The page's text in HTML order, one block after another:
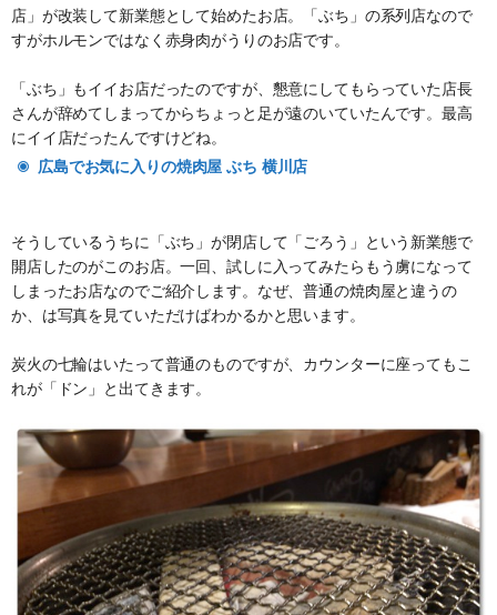
店」が改装して新業態として始めたお店。「ぶち」の系列店なので
すがホルモンではなく赤身肉がうりのお店です。
「ぶち」もイイお店だったのですが、懇意にしてもらっていた店長
さんが辞めてしまってからちょっと足が遠のいていたんです。最高
にイイ店だったんですけどね。
広島でお気に入りの焼肉屋 ぶち 横川店
そうしているうちに「ぶち」が閉店して「ごろう」という新業態で
開店したのがこのお店。一回、試しに入ってみたらもう虜になって
しまったお店なのでご紹介します。なぜ、普通の焼肉屋と違うの
か、は写真を見ていただけばわかるかと思います。
炭火の七輪はいたって普通のものですが、カウンターに座ってもこ
れが「ドン」と出てきます。